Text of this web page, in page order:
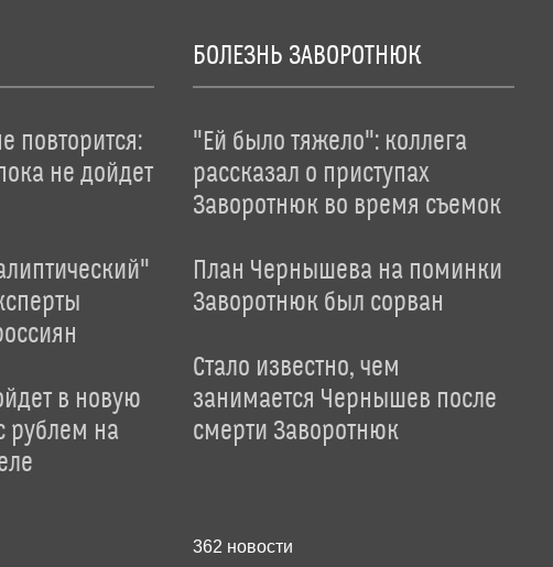
повторится:
не дойдет
в новую
рублем на
БОЛЕЗНЬ ЗАВОРОТНЮК
"Ей было тяжело": коллега
рассказал о приступах
Заворотнюк во время съемок
План Чернышева на поминки
Заворотнюк был сорван
Стало известно, чем
занимается Чернышев после
смерти Заворотнюк
362 новости